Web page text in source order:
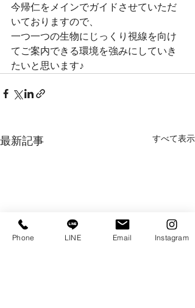
今帰仁をメインでガイドさせていただ
いておりますので、
一つ一つの生物にじっくり視線を向け
てご案内できる環境を強みにしていき
たいと思います♪
最新記事 すべて表示
Phone LINE Email Instagram